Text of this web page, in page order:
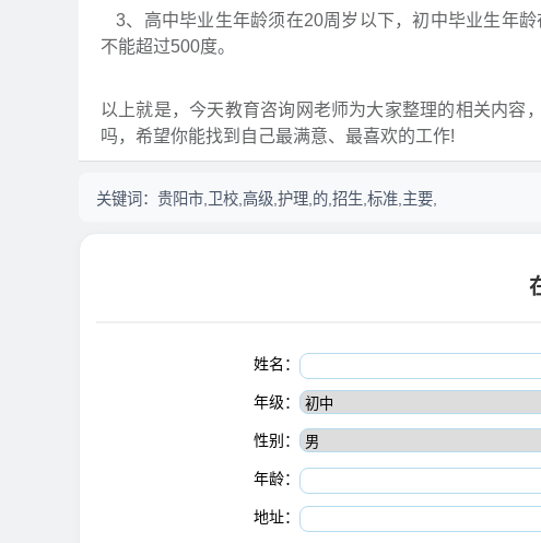
3、高中毕业生年龄须在20周岁以下，初中毕业生年
不能超过500度。
以上就是，今天教育咨询网老师为大家整理的相关内容
吗，希望你能找到自己最满意、最喜欢的工作!
关键词： 贵阳市,卫校,高级,护理,的,招生,标准,主要,
姓名：
年级：
性别：
年龄：
地址：